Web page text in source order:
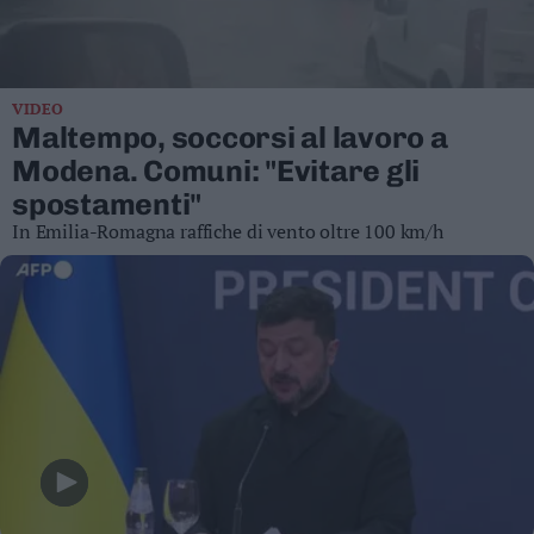
Trento
Rovereto
Pergine
Riva
–
Arco
Basso
Sarca
–
Ledro
Valle
dei
VIDEO
Maltempo, soccorsi al lavoro a
Modena. Comuni: "Evitare gli
spostamenti"
In Emilia-Romagna raffiche di vento oltre 100 km/h